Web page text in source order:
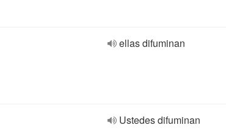
ellas difuminan
Ustedes difuminan